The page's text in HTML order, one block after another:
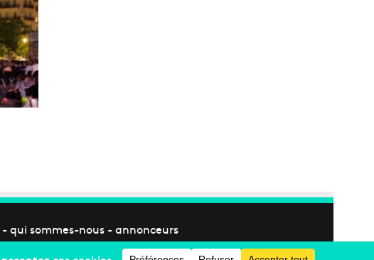
- qui sommes-nous - annonceurs
Facebook
X Linkedin
YouTube
Instagram